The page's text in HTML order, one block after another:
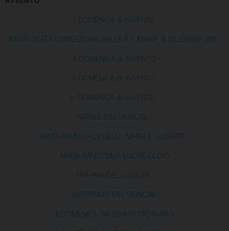
I DOMENICA di AVVENTO
IMMACOLATA CONCEZIONE DELLA B.V. MARIA 8 DICEMBRE 2021
II DOMENICA di AVVENTO
III DOMENICA di AVVENTO
IV DOMENICA di AVVENTO
NATALE DEL SIGNORE
SANTA FAMIGLIA DI GESU', MARIA E GIUSEPPE
MARIA SANTISSIMA MADRE DI DIO
EPIFANIA DEL SIGNORE
BATTESIMO DEL SIGNORE
II DOMENICA del TEMPO ORDINARIO